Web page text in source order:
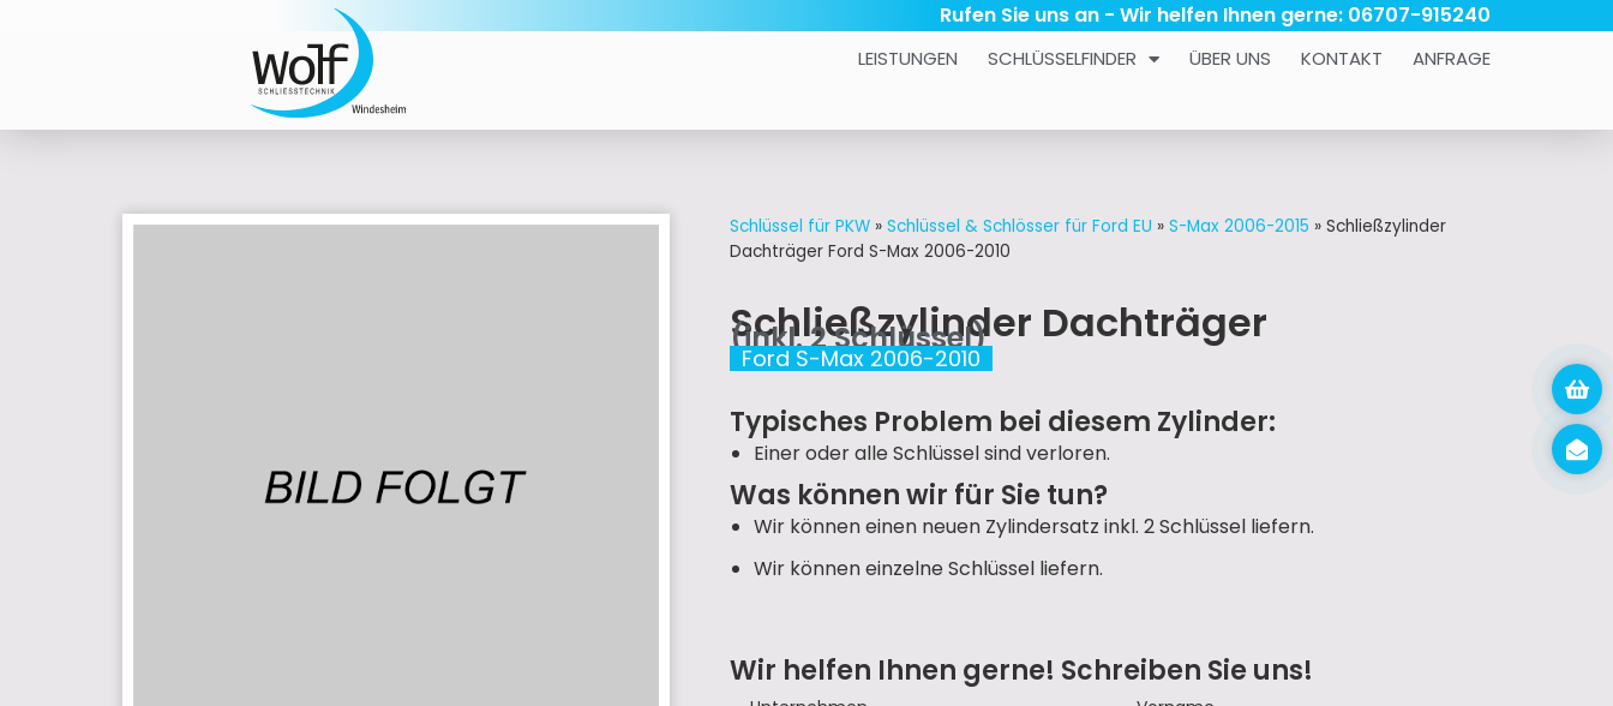
Rufen Sie uns an - Wir helfen Ihnen gerne: 06707-915240
LEISTUNGEN SCHLÜSSELFINDER ÜBER UNS KONTAKT ANFRAGE
Schlüssel für PKW » Schlüssel & Schlösser für Ford EU » S-Max 2006-2015 » Schließzylinder
Dachträger Ford S-Max 2006-2010
Schließzylinder Dachträger
(inkl. 2 Schlüssel)
Ford S-Max 2006-2010
Typisches Problem bei diesem Zylinder:
Einer oder alle Schlüssel sind verloren.
Was können wir für Sie tun?
Wir können einen neuen Zylindersatz inkl. 2 Schlüssel liefern.
Wir können einzelne Schlüssel liefern.
Wir helfen Ihnen gerne! Schreiben Sie uns!